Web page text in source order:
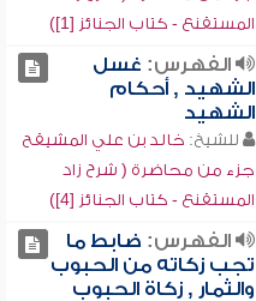
المستقنع - كتاب الجنائز [1])
الفهرس: غسل
الشهيد , أحكام
الشهيد
للشيخ: خالد بن علي المشيقح
جزء من محاضرة ( شرح زاد
المستقنع - كتاب الجنائز [4])
الفهرس: ضابط ما
تجب زكاته من الحبوب
والثمار , زكاة الحبوب